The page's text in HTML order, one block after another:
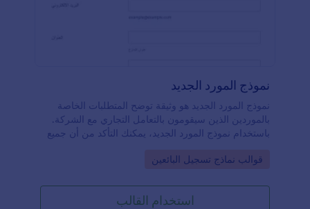
نموذج المورد الجديد
نموذج المورد الجديد هو وثيقة توضح المتطلبات الخاصة
بالموردين الذين سيقومون بالتعامل التجاري مع الشركة.
باستخدام نموذج المورد الجديد، يمكنك التأكد من أن جميع
وتلقي الدفع في الوقت المحدد. مع نموذج المورد الجديد
معلومات مفيدة، أو التواصل معهم من خلال رسالة أو
استبيان. ما عليك سوى تخصيص قالب النموذج ليتناسب مع
Go to Category:
قوالب نماذج تسجيل البائعين
استخدام القالب